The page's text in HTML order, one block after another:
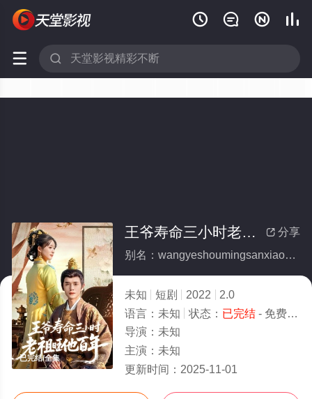
   
 
已完结/全集
 分享
王爷寿命三小时老祖旺他百年(全集)
别名：wangyeshoumingsanxiaoshilaozuwangtabainian
未知 短剧 2022
2.0
语言： 未知 状态： 已完结- 免费在线观看
导演： 未知
主演： 未知
更新时间： 2025-11-01